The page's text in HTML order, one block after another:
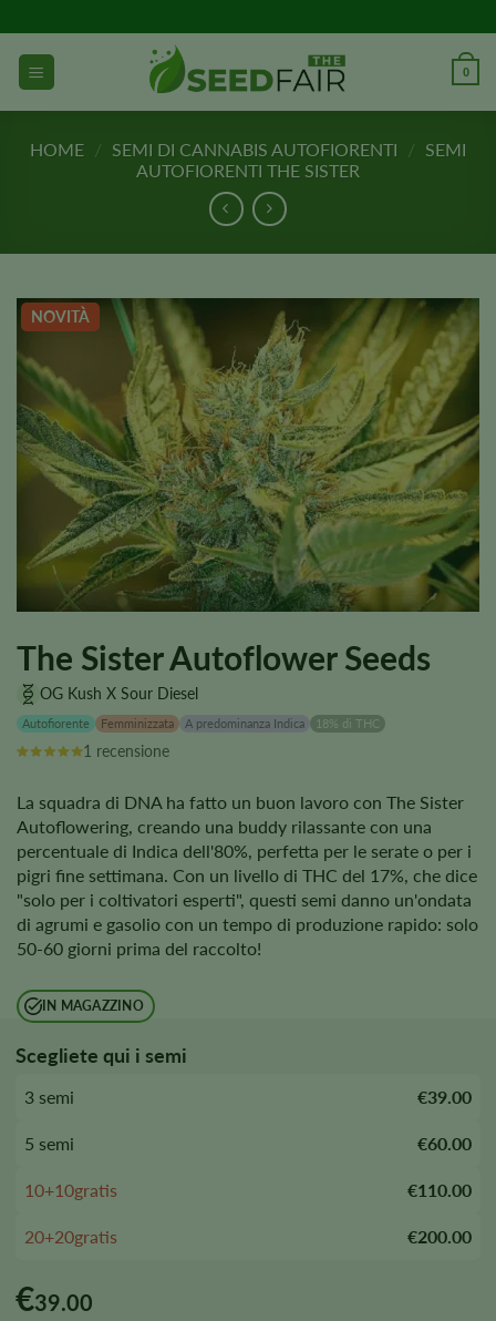
al
contenuto
0
HOME / SEMI DI CANNABIS AUTOFIORENTI / SEMI
AUTOFIORENTI THE SISTER
NOVITÀ
The Sister Autoflower Seeds
OG Kush X Sour Diesel
Autofiorente Femminizzata A predominanza Indica 18% di THC
1 recensione
La squadra di DNA ha fatto un buon lavoro con The Sister
Autoflowering, creando una buddy rilassante con una
percentuale di Indica dell'80%, perfetta per le serate o per i
pigri fine settimana. Con un livello di THC del 17%, che dice
"solo per i coltivatori esperti", questi semi danno un'ondata
di agrumi e gasolio con un tempo di produzione rapido: solo
50-60 giorni prima del raccolto!
IN MAGAZZINO
Scegliete qui i semi
3 semi €39.00
5 semi €60.00
10+10gratis €110.00
20+20gratis €200.00
€39.00